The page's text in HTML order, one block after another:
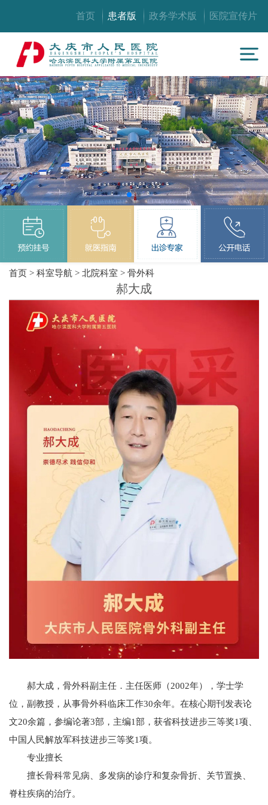
首页 患者版 政务学术版 医院宣传片
首页 >科室导航 >北院科室 >骨外科
郝大成
郝大成，骨外科副主任．主任医师（2002年），学士学
位，副教授，从事骨外科临床工作30余年。在核心期刊发表论
文20余篇，参编论著3部，主编1部，获省科技进步三等奖1项、
中国人民解放军科技进步三等奖1项。
专业擅长
擅长骨科常见病、多发病的诊疗和复杂骨折、关节置换、
脊柱疾病的治疗。